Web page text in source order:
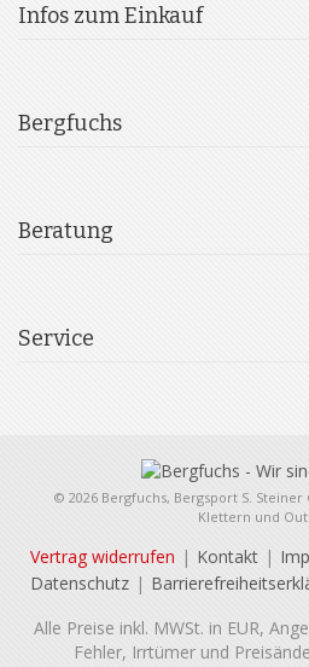
Infos zum Einkauf
Bergfuchs
Beratung
Service
© 2026 Bergfuchs, Bergsport S.
Klettern und
Vertrag widerrufen Kontakt
Datenschutz
Alle Preise inkl. MWSt. in EUR,
Fehler, Irrtümer und